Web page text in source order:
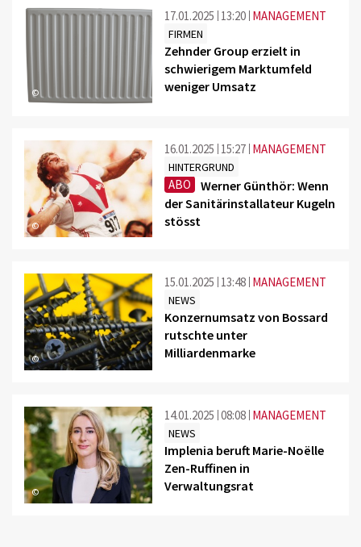
©
17.01.2025 13:20 MANAGEMENT
FIRMEN
Zehnder Group erzielt in
schwierigem Marktumfeld
weniger Umsatz
©
16.01.2025 15:27 MANAGEMENT
HINTERGRUND
ABO
Werner Günthör: Wenn
der Sanitärinstallateur Kugeln
stösst
©
15.01.2025 13:48 MANAGEMENT
NEWS
Konzernumsatz von Bossard
rutschte unter
Milliardenmarke
©
14.01.2025 08:08 MANAGEMENT
NEWS
Implenia beruft Marie-Noëlle
Zen-Ruffinen in
Verwaltungsrat